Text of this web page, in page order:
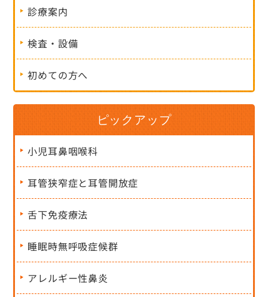
診療案内
検査・設備
初めての方へ
ピックアップ
小児耳鼻咽喉科
耳管狭窄症と耳管開放症
舌下免疫療法
睡眠時無呼吸症候群
アレルギー性鼻炎